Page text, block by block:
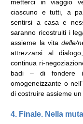
metterci in viaggio
ciascuno e tutti, a
sentirsi a casa e
saranno ricostruiti i
assieme la vita delle/
attrezzarsi al
continua ri-
badi – di fondere i
omogeneizzante o
di costruire assieme
4. Finale. Nella